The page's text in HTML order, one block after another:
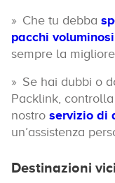
Che tu debba
pacchi
sempre la
Se hai dubbi o
Packlink,
nostro servizio di
un’assistenza
Destinazioni